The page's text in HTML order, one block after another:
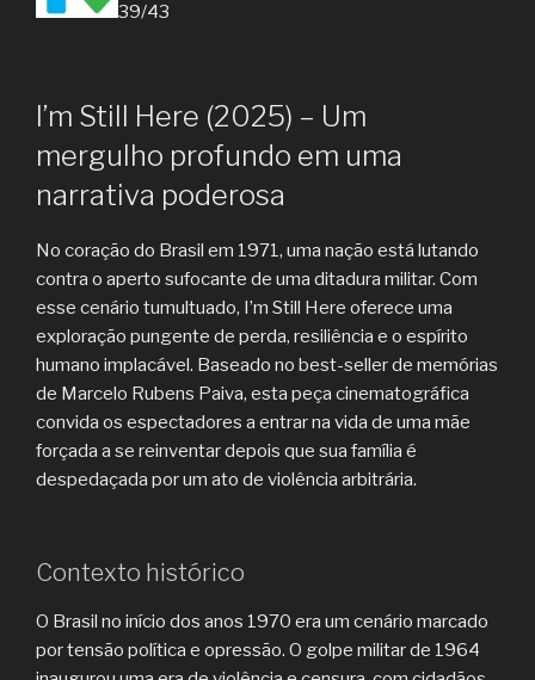
39/43
I’m Still Here (2025) – Um
mergulho profundo em uma
narrativa poderosa
No coração do Brasil em 1971, uma nação está lutando
contra o aperto sufocante de uma ditadura militar. Com
esse cenário tumultuado, I’m Still Here oferece uma
exploração pungente de perda, resiliência e o espírito
humano implacável. Baseado no best-seller de memórias
de Marcelo Rubens Paiva, esta peça cinematográfica
convida os espectadores a entrar na vida de uma mãe
forçada a se reinventar depois que sua família é
despedaçada por um ato de violência arbitrária.
Contexto histórico
O Brasil no início dos anos 1970 era um cenário marcado
por tensão política e opressão. O golpe militar de 1964